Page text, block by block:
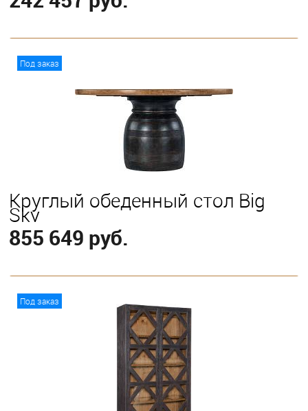
Под заказ
Круглый обеденный стол Big
Sky
855 649 руб.
Под заказ